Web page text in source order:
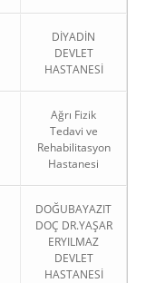
DİYADİN
DEVLET
HASTANESİ
Ağrı Fizik
Tedavi ve
Rehabilitasyon
Hastanesi
DOĞUBAYAZIT
DOÇ DR.YAŞAR
ERYILMAZ
DEVLET
HASTANESİ